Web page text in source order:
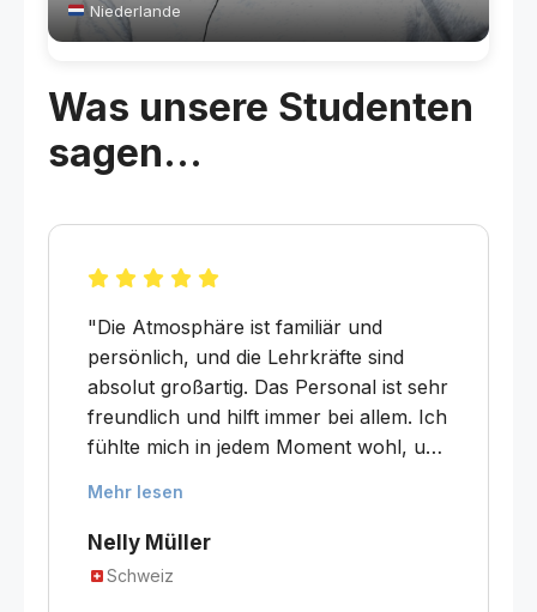
Niederlande
Was unsere Studenten
sagen...
"Die Atmosphäre ist familiär und
persönlich, und die Lehrkräfte sind
absolut großartig. Das Personal ist sehr
freundlich und hilft immer bei allem. Ich
fühlte mich in jedem Moment wohl, und
Familie. Die Stunden sind sehr
interessant und abwechslungsreich. Es
Mehr lesen
Nelly Müller
Schweiz